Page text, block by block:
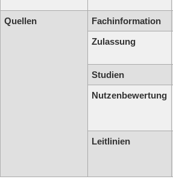
Quellen
Fachinformation
Zulassung
Studien
Nutzenbewertung
Leitlinien